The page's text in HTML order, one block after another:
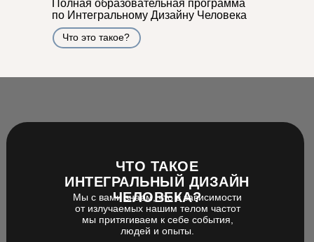
Полная образовательная программа
по Интегральному Дизайну Человека
Что это такое?
Мы с вами знаем, что в зависимости
от излучаемых нашим телом частот
мы притягиваем к себе события,
людей и опыты.
ЧТО ТАКОЕ
ИНТЕГРАЛЬНЫЙ ДИЗАЙН
ЧЕЛОВЕКА?